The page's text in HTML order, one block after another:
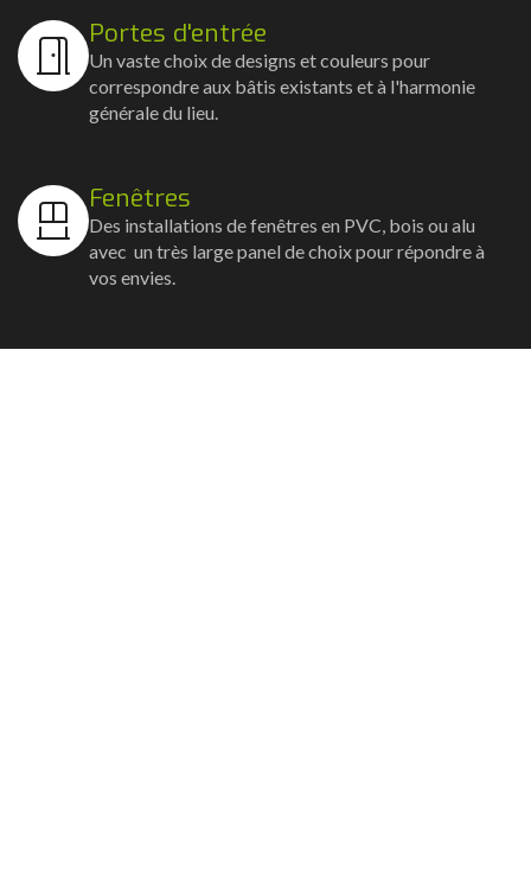
Portes d'entrée
Un vaste choix de designs et couleurs pour
correspondre aux bâtis existants et à l'harmonie
générale du lieu.
Fenêtres
Des installations de fenêtres en PVC, bois ou alu
avec un très large panel de choix pour répondre à
vos envies.